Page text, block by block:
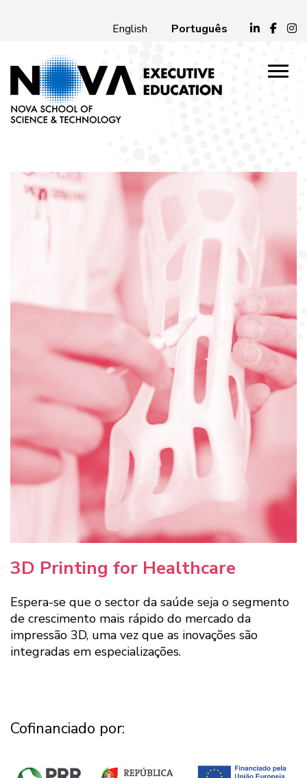
English Português
3D Printing for Healthcare
Espera-se que o sector da saúde seja o segmento
de crescimento mais rápido do mercado da
impressão 3D, uma vez que as inovações são
integradas em especializações.
Cofinanciado por: